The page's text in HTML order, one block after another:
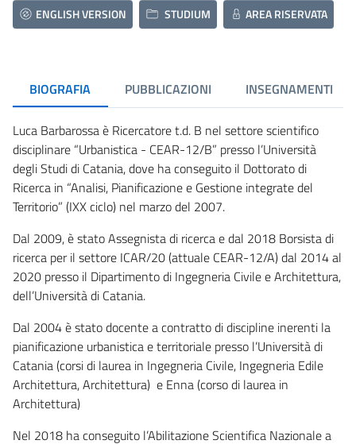
ENGLISH VERSION STUDIUM AREA RISERVATA
BIOGRAFIA PUBBLICAZIONI INSEGNAMENTI
Luca Barbarossa è Ricercatore t.d. B nel settore scientifico
disciplinare “Urbanistica - CEAR-12/B” presso l’Università
degli Studi di Catania, dove ha conseguito il Dottorato di
Ricerca in “Analisi, Pianificazione e Gestione integrate del
Territorio” (IXX ciclo) nel marzo del 2007.
Dal 2009, è stato Assegnista di ricerca e dal 2018 Borsista di
ricerca per il settore ICAR/20 (attuale CEAR-12/A) dal 2014 al
2020 presso il Dipartimento di Ingegneria Civile e Architettura,
dell’Università di Catania.
Dal 2004 è stato docente a contratto di discipline inerenti la
pianificazione urbanistica e territoriale presso l’Università di
Catania (corsi di laurea in Ingegneria Civile, Ingegneria Edile
Architettura, Architettura) e Enna (corso di laurea in
Architettura)
Nel 2018 ha conseguito l’Abilitazione Scientifica Nazionale a